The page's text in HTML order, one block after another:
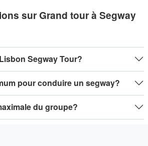
sur Grand tour à Segway
Segway Tour?
pour conduire un segway?
du groupe?